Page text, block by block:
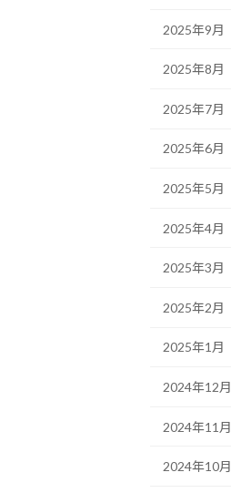
2025年9月
2025年8月
2025年7月
2025年6月
2025年5月
2025年4月
2025年3月
2025年2月
2025年1月
2024年12月
2024年11月
2024年10月